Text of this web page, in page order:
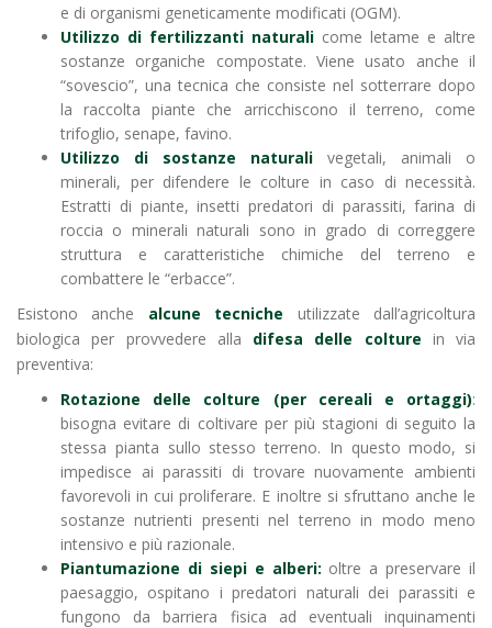
e di organismi geneticamente modificati (OGM).
Utilizzo di fertilizzanti naturali come letame e altre
sostanze organiche compostate. Viene usato anche il
“sovescio”, una tecnica che consiste nel sotterrare dopo
la raccolta piante che arricchiscono il terreno, come
trifoglio, senape, favino.
Utilizzo di sostanze naturali vegetali, animali o
minerali, per difendere le colture in caso di necessità.
Estratti di piante, insetti predatori di parassiti, farina di
roccia o minerali naturali sono in grado di correggere
struttura e caratteristiche chimiche del terreno e
combattere le “erbacce”.
Esistono anche alcune tecniche utilizzate dall’agricoltura
biologica per provvedere alla difesa delle colture in via
preventiva:
Rotazione delle colture (per cereali e ortaggi):
bisogna evitare di coltivare per più stagioni di seguito la
stessa pianta sullo stesso terreno. In questo modo, si
impedisce ai parassiti di trovare nuovamente ambienti
favorevoli in cui proliferare. E inoltre si sfruttano anche le
sostanze nutrienti presenti nel terreno in modo meno
intensivo e più razionale.
Piantumazione di siepi e alberi: oltre a preservare il
paesaggio, ospitano i predatori naturali dei parassiti e
fungono da barriera fisica ad eventuali inquinamenti